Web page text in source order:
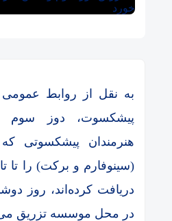
به نقل از روابط
پیشکسوت، دوز سوم
هنرمندان پیشکسوتی
در محل موسسه تزریق